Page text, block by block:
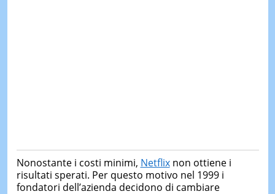
Nonostante i costi minimi, Netflixnon ottiene i
risultati sperati. Per questo motivo nel 1999 i
fondatori dell’azienda decidono di cambiare